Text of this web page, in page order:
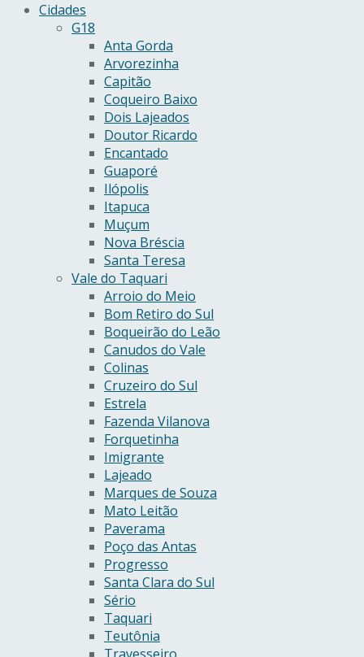
Cidades
G18
Anta Gorda
Arvorezinha
Capitão
Coqueiro Baixo
Dois Lajeados
Doutor Ricardo
Encantado
Guaporé
Ilópolis
Itapuca
Muçum
Nova Bréscia
Santa Teresa
Vale do Taquari
Arroio do Meio
Bom Retiro do Sul
Boqueirão do Leão
Canudos do Vale
Colinas
Cruzeiro do Sul
Estrela
Fazenda Vilanova
Forquetinha
Imigrante
Lajeado
Marques de Souza
Mato Leitão
Paverama
Poço das Antas
Progresso
Santa Clara do Sul
Sério
Taquari
Teutônia